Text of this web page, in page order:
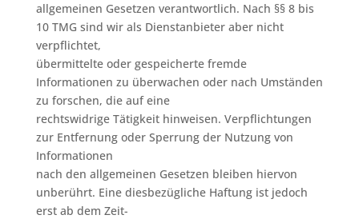
allgemeinen Gesetzen verantwortlich. Nach §§ 8 bis
10 TMG sind wir als Dienstanbieter aber nicht
verpflichtet,
übermittelte oder gespeicherte fremde
Informationen zu überwachen oder nach Umständen
zu forschen, die auf eine
rechtswidrige Tätigkeit hinweisen. Verpflichtungen
zur Entfernung oder Sperrung der Nutzung von
Informationen
nach den allgemeinen Gesetzen bleiben hiervon
unberührt. Eine diesbezügliche Haftung ist jedoch
erst ab dem Zeit-